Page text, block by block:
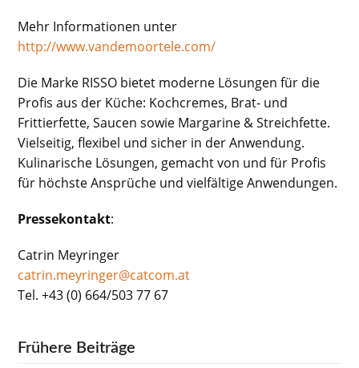
Mehr Informationen unter
http://www.vandemoortele.com/
Die Marke RISSO bietet moderne Lösungen für die
Profis aus der Küche: Kochcremes, Brat- und
Frittierfette, Saucen sowie Margarine & Streichfette.
Vielseitig, flexibel und sicher in der Anwendung.
Kulinarische Lösungen, gemacht von und für Profis
für höchste Ansprüche und vielfältige Anwendungen.
Pressekontakt:
Catrin Meyringer
catrin.meyringer@catcom.at
Tel. +43 (0) 664/503 77 67
Frühere Beiträge